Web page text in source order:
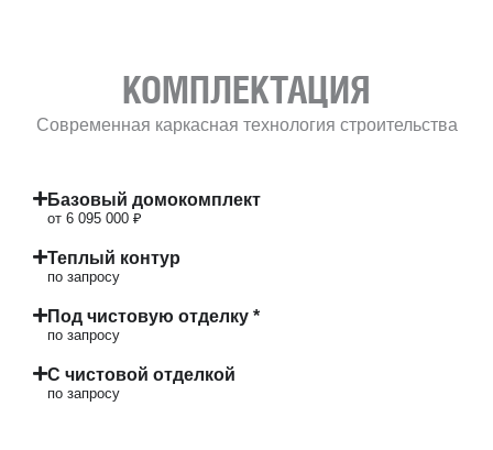
КОМПЛЕКТАЦИЯ
Современная каркасная технология строительства
Базовый домокомплект
от 6 095 000 ₽
Теплый контур
по запросу
Под чистовую отделку *
по запросу
С чистовой отделкой
по запросу